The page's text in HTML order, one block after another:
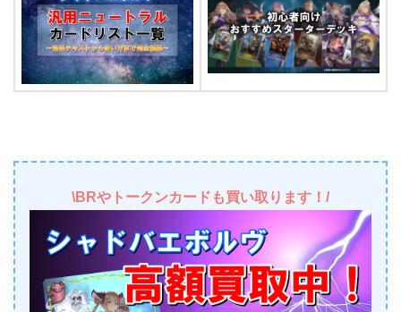
\BRやトークンカードも買い取ります！/